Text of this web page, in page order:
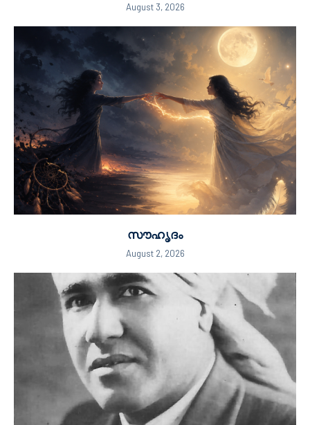
August 3, 2026
സൗഹൃദം
August 2, 2026